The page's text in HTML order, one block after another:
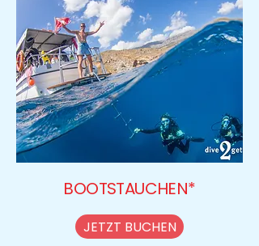
BOOTSTAUCHEN*
JETZT BUCHEN